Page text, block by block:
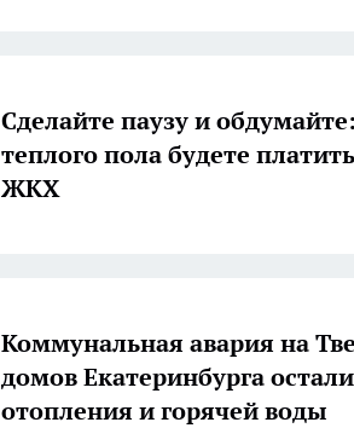
Сделайте паузу и
теплого пола будете
ЖКХ
Коммунальная авария на
домов Екатеринбурга
отопления и горячей воды